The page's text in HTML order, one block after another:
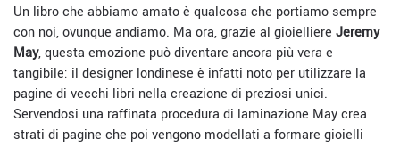
Un libro che abbiamo amato è qualcosa che portiamo sempre
con noi, ovunque andiamo. Ma ora, grazie al gioielliere Jeremy
May, questa emozione può diventare ancora più vera e
tangibile: il designer londinese è infatti noto per utilizzare la
pagine di vecchi libri nella creazione di preziosi unici.
Servendosi una raffinata procedura di laminazione May crea
strati di pagine che poi vengono modellati a formare gioielli